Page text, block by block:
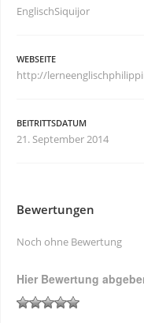
EnglischSiquijor
WEBSEITE
http://
BEITRITTSDATUM
21. September 2014
Bewertungen
Noch ohne Bewertung
Hier Bewertung